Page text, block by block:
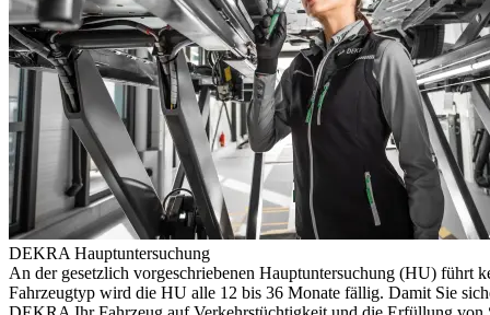
DEKRA Hauptuntersuchung
An der gesetzlich vorgeschriebenen Hauptuntersuchung (HU) führt
Fahrzeugtyp wird die HU alle 12 bis 36 Monate fällig. Damit Sie